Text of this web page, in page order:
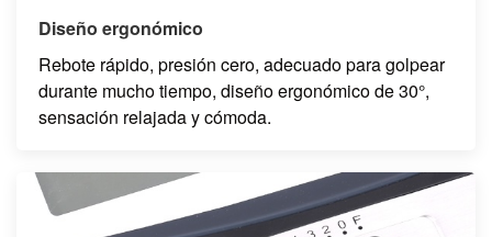
Diseño ergonómico
Rebote rápido, presión cero, adecuado para golpear
durante mucho tiempo, diseño ergonómico de 30°,
sensación relajada y cómoda.